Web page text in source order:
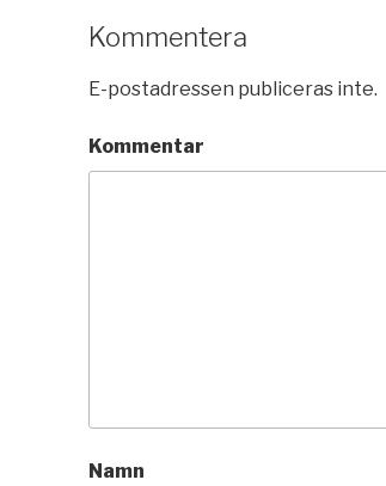
Kommentera
E-postadressen publiceras inte.
Kommentar
Namn